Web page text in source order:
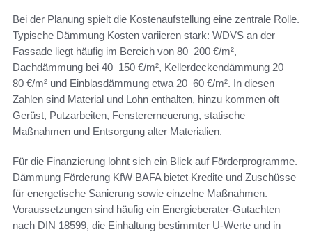
Bei der Planung spielt die Kostenaufstellung eine zentrale Rolle.
Typische Dämmung Kosten variieren stark: WDVS an der
Fassade liegt häufig im Bereich von 80–200 €/m²,
Dachdämmung bei 40–150 €/m², Kellerdeckendämmung 20–
80 €/m² und Einblasdämmung etwa 20–60 €/m². In diesen
Zahlen sind Material und Lohn enthalten, hinzu kommen oft
Gerüst, Putzarbeiten, Fenstererneuerung, statische
Maßnahmen und Entsorgung alter Materialien.
Für die Finanzierung lohnt sich ein Blick auf Förderprogramme.
Dämmung Förderung KfW BAFA bietet Kredite und Zuschüsse
für energetische Sanierung sowie einzelne Maßnahmen.
Voraussetzungen sind häufig ein Energieberater-Gutachten
nach DIN 18599, die Einhaltung bestimmter U-Werte und in